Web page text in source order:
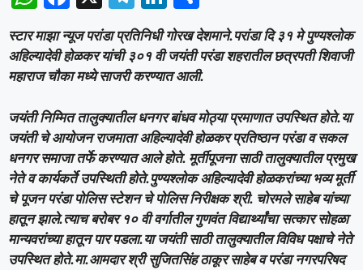
at
s
p
p
c
e
o
o
k
el
e
gr
m
n
k
e
n
h
ar
e
स्टार माझा न्यूज परांडा प्रतिनिधी गोरख देशमाने.परांडा दि ३१ मे पुण्यश्लोक
अहिल्यादेवी होळकर यांची ३०१ वी जयंती परंडा शहरातील छत्रपती शिवाजी
महाराज चौका मध्ये साजरी करण्यात आली.
जयंती निम्मित तालुक्यातील धनगर बांधव मोठ्या प्रमाणात उपस्थित होते.या
जयंती चे आयोजन राजमाता अहिल्यादेवी होळकर प्रतिष्ठान परंडा व सकल
धनगर समाजा तर्फे करण्यात आले होते. मूर्तीपूजना साठी तालुक्यातील प्रमुख
नेते व कार्यकर्ते उपस्थिती होते.पुण्यश्लोक अहिल्यादेवी होळकरांच्या भव्य मूर्ती
चे पूजन परंडा पोलिस स्टेशन चे पोलिस निरीक्षक श्री. चोरमले साहेब यांच्या
हातून झाले.त्याच बरोबर १० वी वर्गातील गुणवंत विद्यार्थ्यांचा सत्कार सोहळा
मान्यवरांच्या हातून पार पडला.या जयंती साठी तालुक्यातील विविध पक्षाचे नेते
उपस्थित होते.मा.आमदार श्री सुजितसिंह ठाकूर साहेब व परंडा नगरपरिषद